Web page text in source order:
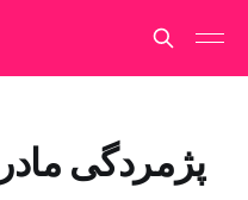
پژمردگی